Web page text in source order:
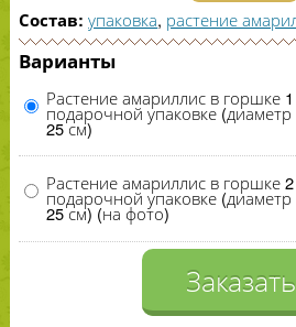
гиппераструма – цветка, родина
Поэтому это растение можно
другим названием. Амариллис –
луковичное растение. У него
Они могут быть белые, красные,
или полосатые. Цветки сидят на
одиночно или по несколько штук.
могут образовать 1–2цветочные
цветами белого, розового,
собраны в соцветия, образующие
одновременно с цветками или
отличается быстрым ростом.
Состав: упаковка, растение
Варианты
Растение амариллис в горшке 1
подарочной упаковке
25 см)
Растение амариллис в горшке
подарочной упаковке
25 см) (на фото)
Заказать